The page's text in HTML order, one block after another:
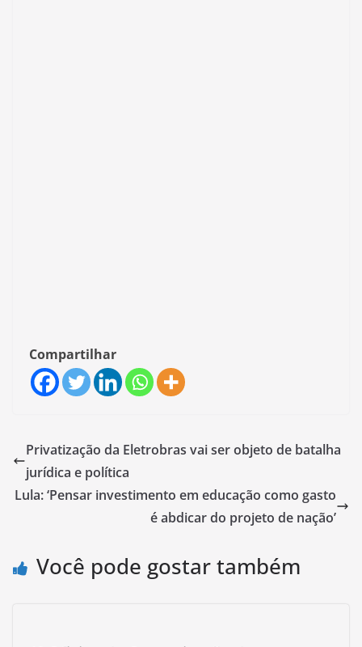
Compartilhar
Privatização da Eletrobras vai ser objeto de batalha
jurídica e política
Lula: ‘Pensar investimento em educação como gasto
é abdicar do projeto de nação’
Você pode gostar também